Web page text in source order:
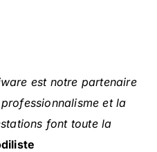
est notre partenaire
et la
font toute la